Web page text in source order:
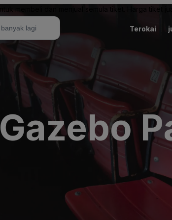
membeli dan menjual semula tiket. Harga tiket
Terokai